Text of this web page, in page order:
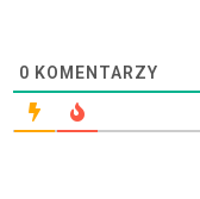
0 KOMENTARZY